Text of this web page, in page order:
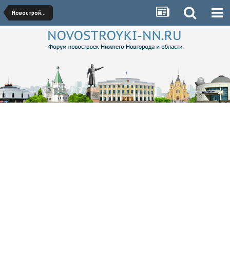
Новостройки Ленинского района